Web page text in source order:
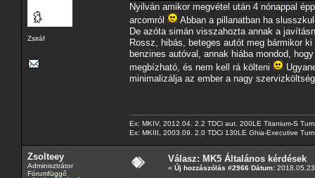
Zsiráf
Nyilván amikor megvétel után 4 nónappal
arcomról
Abban a pillanatban ha
De azóta simán visszahozta annak a
Rossz, hibás, beteges autót meg bármikor
benzines autóval, annak hiába mondod,
megbízható, és nem kell rá költeni
minimalizálja az ember a nagy
Ex: MKIV, 2012.04. 2.2 TDCi aut. 200LE Titanium-S
Ex: MKIII, 2003.09. 2.0 TDCi 130LE Ghia-Executive
Zsolteey
Adminisztrátor
Fórumfüggő
Válasz: MK5 Általános kérdések
« Új hozzászólás #2966 Dátum: